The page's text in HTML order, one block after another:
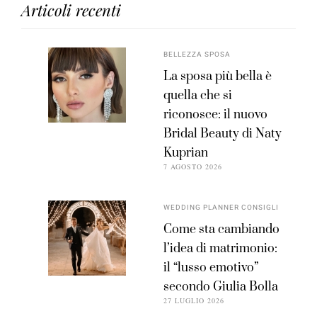
Articoli recenti
BELLEZZA SPOSA
La sposa più bella è
quella che si
riconosce: il nuovo
Bridal Beauty di Naty
Kuprian
7 AGOSTO 2026
WEDDING PLANNER CONSIGLI
Come sta cambiando
l’idea di matrimonio:
il “lusso emotivo”
secondo Giulia Bolla
27 LUGLIO 2026